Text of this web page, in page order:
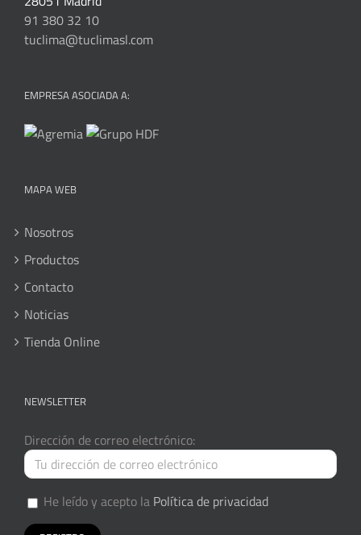
91 380 32 10
tuclima@tuclimasl.com
EMPRESA ASOCIADA A:
MAPA WEB
Nosotros
Productos
Contacto
Noticias
Tienda Online
NEWSLETTER
Dirección de correo electrónico:
He leído y acepto la Política de privacidad